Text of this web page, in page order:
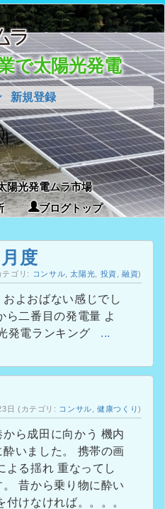
で太陽光発電
新規登録
陽光発電ムラ市場
ブログトップ
度
テゴリ: コンサル ,太陽光 投資 ,融資)
およおばない感じでし
...
日 (カテゴリ: コンサル ,健康つくり)
成田に向かう 機内
した。 携帯の画
に酔い
体質 気を付けなければ。。。。